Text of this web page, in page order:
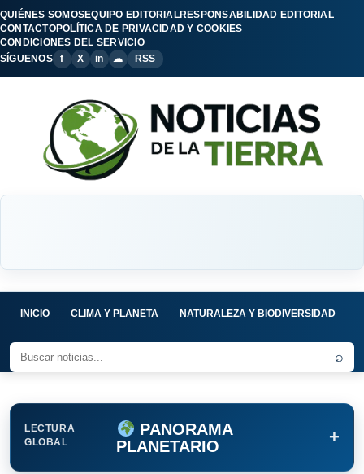
QUIÉNES SOMOSEQUIPO EDITORIALRESPONSABILIDAD EDITORIAL
CONTACTOPOLÍTICA DE PRIVACIDAD Y COOKIES
CONDICIONES DEL SERVICIO
SÍGUENOS
f X in ☁ RSS
INICIO CLIMA Y PLANETA NATURALEZA Y BIODIVERSIDAD
⌕
LECTURA
GLOBAL
PANORAMA
PLANETARIO
+